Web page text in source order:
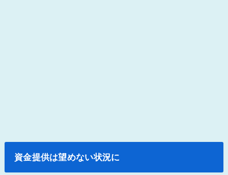
資金提供は望めない状況に